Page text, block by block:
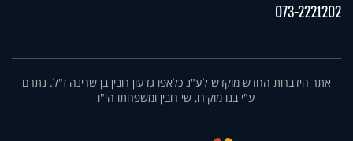
073-2221202
אתר הידברות החדש מוקדש לע"נ כלאפו גדעון רובין בן שרינה ז"ל. נתרם
ע"י בנו מוקירו, שי רובין ומשפחתו הי"ו